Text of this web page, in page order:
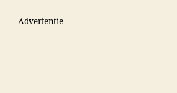
-- Advertentie --